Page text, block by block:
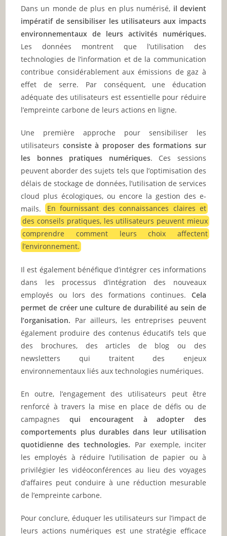
Dans un monde de plus en plus numérisé, il devient
impératif de sensibiliser les utilisateurs aux impacts
environnementaux de leurs activités numériques.
Les données montrent que l’utilisation des
technologies de l’information et de la communication
contribue considérablement aux émissions de gaz à
effet de serre. Par conséquent, une éducation
adéquate des utilisateurs est essentielle pour réduire
l’empreinte carbone de leurs actions en ligne.
Une première approche pour sensibiliser les
utilisateurs consiste à proposer des formations sur
les bonnes pratiques numériques. Ces sessions
peuvent aborder des sujets tels que l’optimisation des
délais de stockage de données, l’utilisation de services
cloud plus écologiques, ou encore la gestion des e-
mails. En fournissant des connaissances claires et
des conseils pratiques, les utilisateurs peuvent mieux
comprendre comment leurs choix affectent
l’environnement.
Il est également bénéfique d’intégrer ces informations
dans les processus d’intégration des nouveaux
employés ou lors des formations continues. Cela
permet de créer une culture de durabilité au sein de
l’organisation. Par ailleurs, les entreprises peuvent
également produire des contenus éducatifs tels que
des brochures, des articles de blog ou des
newsletters qui traitent des enjeux
environnementaux liés aux technologies numériques.
En outre, l’engagement des utilisateurs peut être
renforcé à travers la mise en place de défis ou de
campagnes qui encouragent à adopter des
comportements plus durables dans leur utilisation
quotidienne des technologies. Par exemple, inciter
les employés à réduire l’utilisation de papier ou à
privilégier les vidéoconférences au lieu des voyages
d’affaires peut conduire à une réduction mesurable
de l’empreinte carbone.
Pour conclure, éduquer les utilisateurs sur l’impact de
leurs actions numériques est une stratégie efficace